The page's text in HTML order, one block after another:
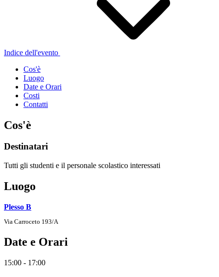
Indice dell'evento
Cos'è
Luogo
Date e Orari
Costi
Contatti
Cos'è
Destinatari
Tutti gli studenti e il personale scolastico interessati
Luogo
Plesso B
Via Carroceto 193/A
Date e Orari
15:00 - 17:00